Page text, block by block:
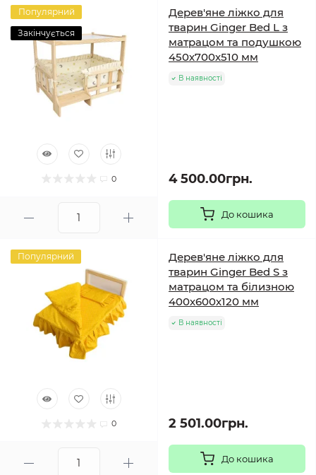
Популярний
Закінчується
0
Дерев'яне ліжко для
тварин Ginger Bed L з
матрацом та подушкою
450х700х510 мм
В наявності
4 500.00грн.
До кошика
Популярний
0
Дерев'яне ліжко для
тварин Ginger Bed S з
матрацом та білизною
400х600х120 мм
В наявності
2 501.00грн.
До кошика